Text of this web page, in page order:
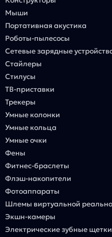
Мыши
Портативная акустика
Роботы-пылесосы
Сетевые зарядные
Стайлеры
Стилусы
ТВ-приставки
Трекеры
Умные колонки
Умные кольца
Умные очки
Фены
Фитнес-браслеты
Флэш-накопители
Фотоаппараты
Шлемы виртуальной
Экшн-камеры
Электрические зубные щетки